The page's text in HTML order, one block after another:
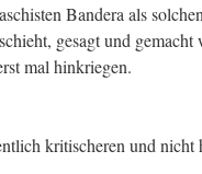
Bandera als
gesagt und
mal hinkriegen.
kritischeren und